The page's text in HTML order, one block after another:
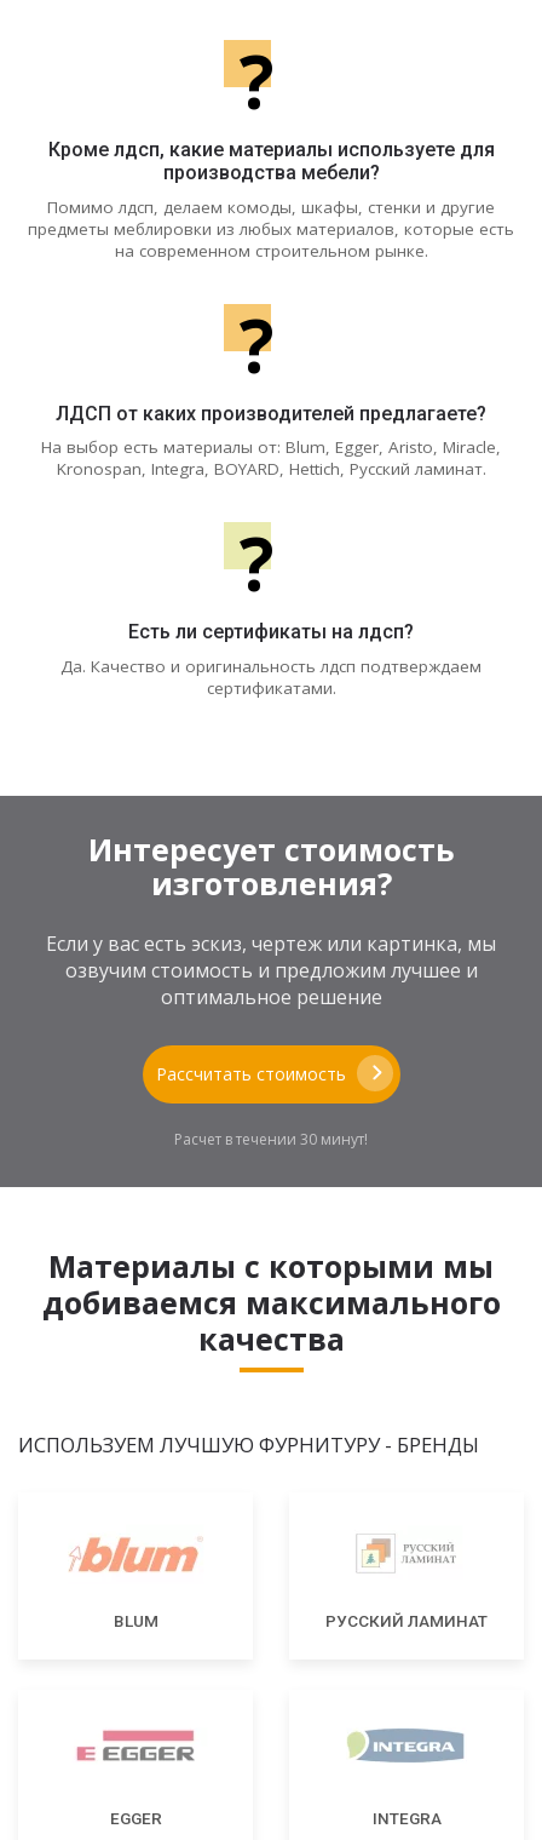
?
Кроме лдсп, какие материалы используете для
производства мебели?
Помимо лдсп, делаем комоды, шкафы, стенки и другие
предметы меблировки из любых материалов, которые есть
на современном строительном рынке.
?
ЛДСП от каких производителей предлагаете?
На выбор есть материалы от: Blum, Egger, Aristo, Miracle,
Kronospan, Integra, BOYARD, Hettich, Русский ламинат.
?
Есть ли сертификаты на лдсп?
Да. Качество и оригинальность лдсп подтверждаем
сертификатами.
Интересует стоимость
изготовления?
Если у вас есть эскиз, чертеж или картинка, мы
озвучим стоимость и предложим лучшее и
оптимальное решение
Рассчитать стоимость
Расчет в течении 30 минут!
Материалы с которыми мы
добиваемся максимального
качества
ИСПОЛЬЗУЕМ ЛУЧШУЮ ФУРНИТУРУ - БРЕНДЫ
BLUM РУССКИЙ ЛАМИНАТ
EGGER INTEGRA